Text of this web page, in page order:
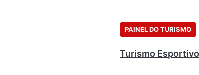
PAINEL DO TURISMO
Turismo Esportivo